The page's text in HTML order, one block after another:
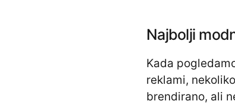
Najbolji
Kada
reklami,
brendirano, ali